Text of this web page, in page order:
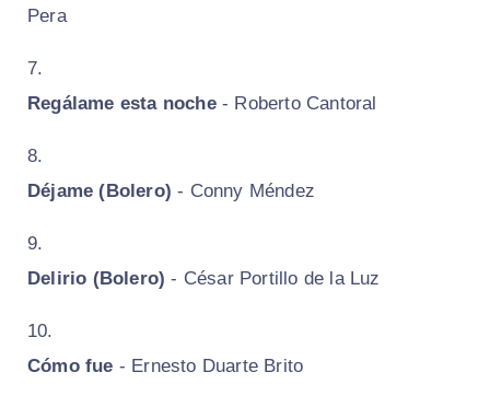
Pera
Regálame esta noche- Roberto Cantoral
Déjame (Bolero) - Conny Méndez
Delirio (Bolero) - César Portillo de la Luz
Cómo fue - Ernesto Duarte Brito